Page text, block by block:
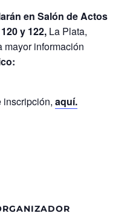
en Salón de Actos
y 122, La Plata,
mayor información
inscripción,aquí.